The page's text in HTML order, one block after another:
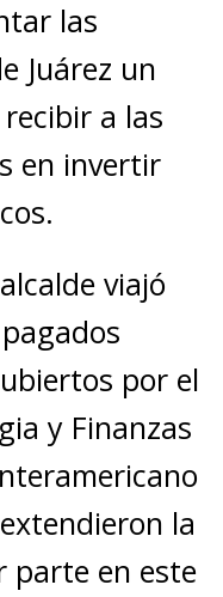
las
Juárez un
a las
en invertir
viajó
por el
y Finanzas
la
parte en este